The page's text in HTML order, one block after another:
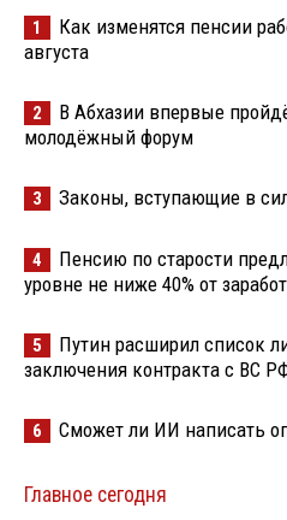
1
Как изменятся пенсии
августа
2
В Абхазии впервые
молодёжный форум
3 Законы, вступающие в
4
Пенсию по старости
уровне не ниже 40% от
5
Путин расширил список
заключения контракта с ВС
6 Сможет ли ИИ написать
Главное сегодня